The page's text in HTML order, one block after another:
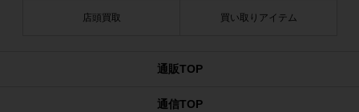
店頭買取 買い取りアイテム
通販TOP
通信TOP